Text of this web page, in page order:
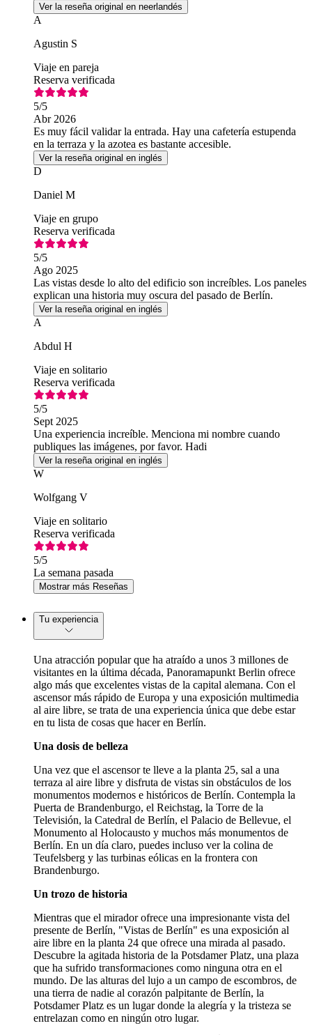
Ver la reseña original en neerlandés
A
Agustin S
Viaje en pareja
Reserva verificada
5/5
Abr 2026
Es muy fácil validar la entrada. Hay una cafetería estupenda
en la terraza y la azotea es bastante accesible.
Ver la reseña original en inglés
D
Daniel M
Viaje en grupo
Reserva verificada
5/5
Ago 2025
Las vistas desde lo alto del edificio son increíbles. Los paneles
explican una historia muy oscura del pasado de Berlín.
Ver la reseña original en inglés
A
Abdul H
Viaje en solitario
Reserva verificada
5/5
Sept 2025
Una experiencia increíble. Menciona mi nombre cuando
publiques las imágenes, por favor. Hadi
Ver la reseña original en inglés
W
Wolfgang V
Viaje en solitario
Reserva verificada
5/5
La semana pasada
Mostrar más Reseñas
Tu experiencia
Una atracción popular que ha atraído a unos 3 millones de
visitantes en la última década, Panoramapunkt Berlin ofrece
algo más que excelentes vistas de la capital alemana. Con el
ascensor más rápido de Europa y una exposición multimedia
al aire libre, se trata de una experiencia única que debe estar
en tu lista de cosas que hacer en Berlín.
Una dosis de belleza
Una vez que el ascensor te lleve a la planta 25, sal a una
terraza al aire libre y disfruta de vistas sin obstáculos de los
monumentos modernos e históricos de Berlín. Contempla la
Puerta de Brandenburgo, el Reichstag, la Torre de la
Televisión, la Catedral de Berlín, el Palacio de Bellevue, el
Monumento al Holocausto y muchos más monumentos de
Berlín. En un día claro, puedes incluso ver la colina de
Teufelsberg y las turbinas eólicas en la frontera con
Brandenburgo.
Un trozo de historia
Mientras que el mirador ofrece una impresionante vista del
presente de Berlín, "Vistas de Berlín" es una exposición al
aire libre en la planta 24 que ofrece una mirada al pasado.
Descubre la agitada historia de la Potsdamer Platz, una plaza
que ha sufrido transformaciones como ninguna otra en el
mundo. De las alturas del lujo a un campo de escombros, de
una tierra de nadie al corazón palpitante de Berlín, la
Potsdamer Platz es un lugar donde la alegría y la tristeza se
entrelazan como en ningún otro lugar.